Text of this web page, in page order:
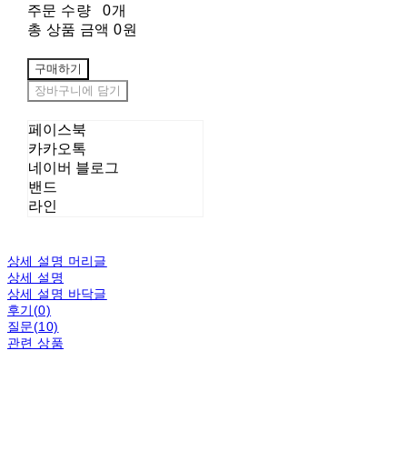
주문 수량
0개
총 상품 금액 0원
구매하기
장바구니에 담기
페이스북
카카오톡
네이버 블로그
밴드
라인
상세 설명 머리글
상세 설명
상세 설명 바닥글
후기(0)
질문(10)
관련 상품